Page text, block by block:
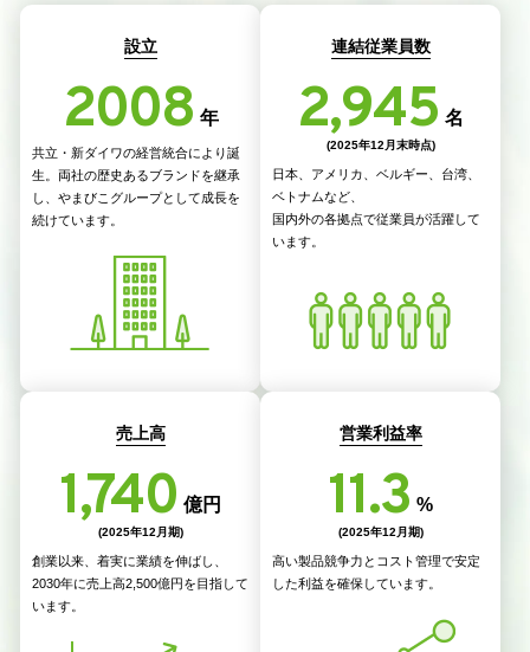
設立
2008 年
共立・新ダイワの経営統合により誕
生。 両社の歴史あるブランドを継承
し、 やまびこグループとして成長を
続けています。
連結従業員数
2,945 名
(2025年12月末時点)
日本、アメリカ、ベルギー、台湾、
ベトナムなど、
国内外の各拠点で従業員が活躍して
います。
売上高
1,740 億円
(2025年12月期)
創業以来、着実に業績を伸ばし、
2030年に売上高2,500億円を目指して
います。
営業利益率
11.3 %
(2025年12月期)
高い製品競争力とコスト管理で安定
した利益を確保しています。